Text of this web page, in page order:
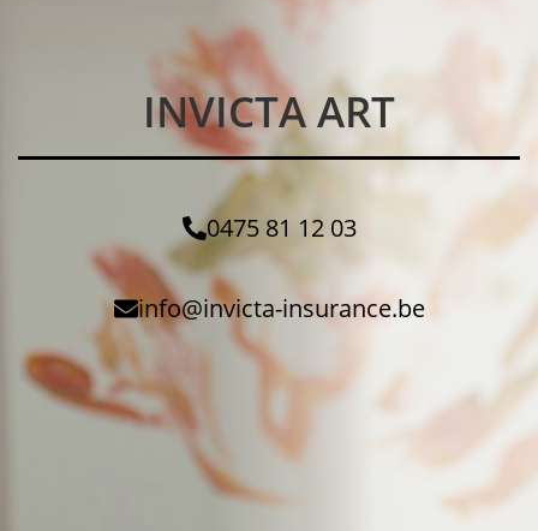
INVICTA ART
0475 81 12 03
info@invicta-insurance.be